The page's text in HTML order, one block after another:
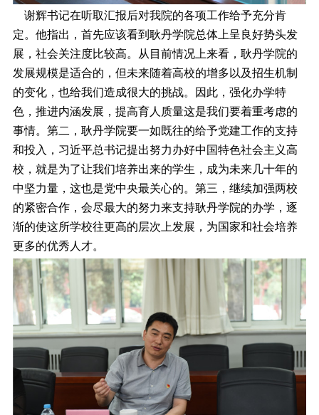
谢辉书记在听取汇报后对我院的各项工作给予充分肯
定。他指出，首先应该看到耿丹学院总体上呈良好势头发
展，社会关注度比较高。从目前情况上来看，耿丹学院的
发展规模是适合的，但未来随着高校的增多以及招生机制
的变化，也给我们造成很大的挑战。因此，强化办学特
色，推进内涵发展，提高育人质量这是我们要着重考虑的
事情。第二，耿丹学院要一如既往的给予党建工作的支持
和投入，习近平总书记提出努力办好中国特色社会主义高
校，就是为了让我们培养出来的学生，成为未来几十年的
中坚力量，这也是党中央最关心的。第三，继续加强两校
的紧密合作，会尽最大的努力来支持耿丹学院的办学，逐
渐的使这所学校往更高的层次上发展，为国家和社会培养
更多的优秀人才。